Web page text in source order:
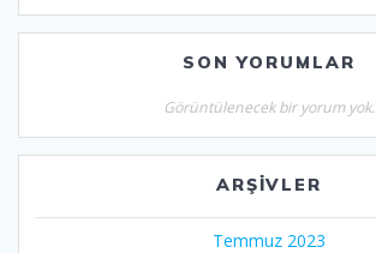
SON YORUMLAR
Görüntülenecek bir yorum yok.
ARŞIVLER
Temmuz 2023